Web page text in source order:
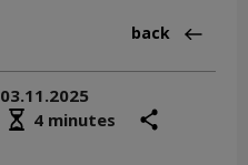
Back
back
03.11.2025
Średni czas czytania
4 minutes